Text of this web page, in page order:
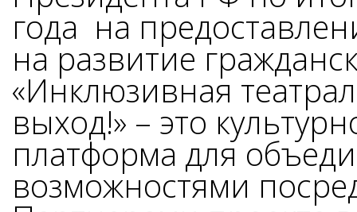
года на
на развитие
«Инклюзивная
выход!» – это
платформа для
возможностями